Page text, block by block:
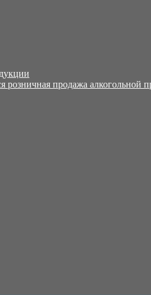
розничная продажа алкогольной